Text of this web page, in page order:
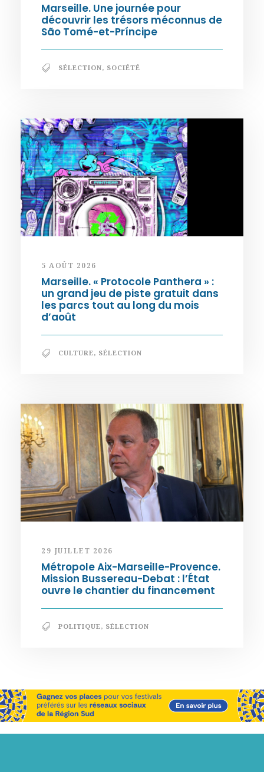
Marseille. Une journée pour
découvrir les trésors méconnus de
São Tomé-et-Príncipe
SÉLECTION, SOCIÉTÉ
5 AOÛT 2026
Marseille. « Protocole Panthera » :
un grand jeu de piste gratuit dans
les parcs tout au long du mois
d’août
CULTURE, SÉLECTION
29 JUILLET 2026
Métropole Aix-Marseille-Provence.
Mission Bussereau-Debat : l’État
ouvre le chantier du financement
POLITIQUE, SÉLECTION